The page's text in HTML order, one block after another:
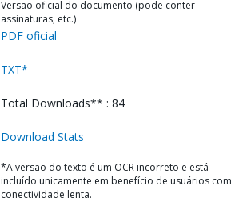
Versão oficial do documento (pode conter
assinaturas, etc.)
PDF oficial
TXT*
Total Downloads** : 84
Download Stats
*A versão do texto é um OCR incorreto e está
incluído unicamente em benefício de usuários com
conectividade lenta.